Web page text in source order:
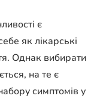
є
як лікарські
Однак вибирати
на те є
симптомів у